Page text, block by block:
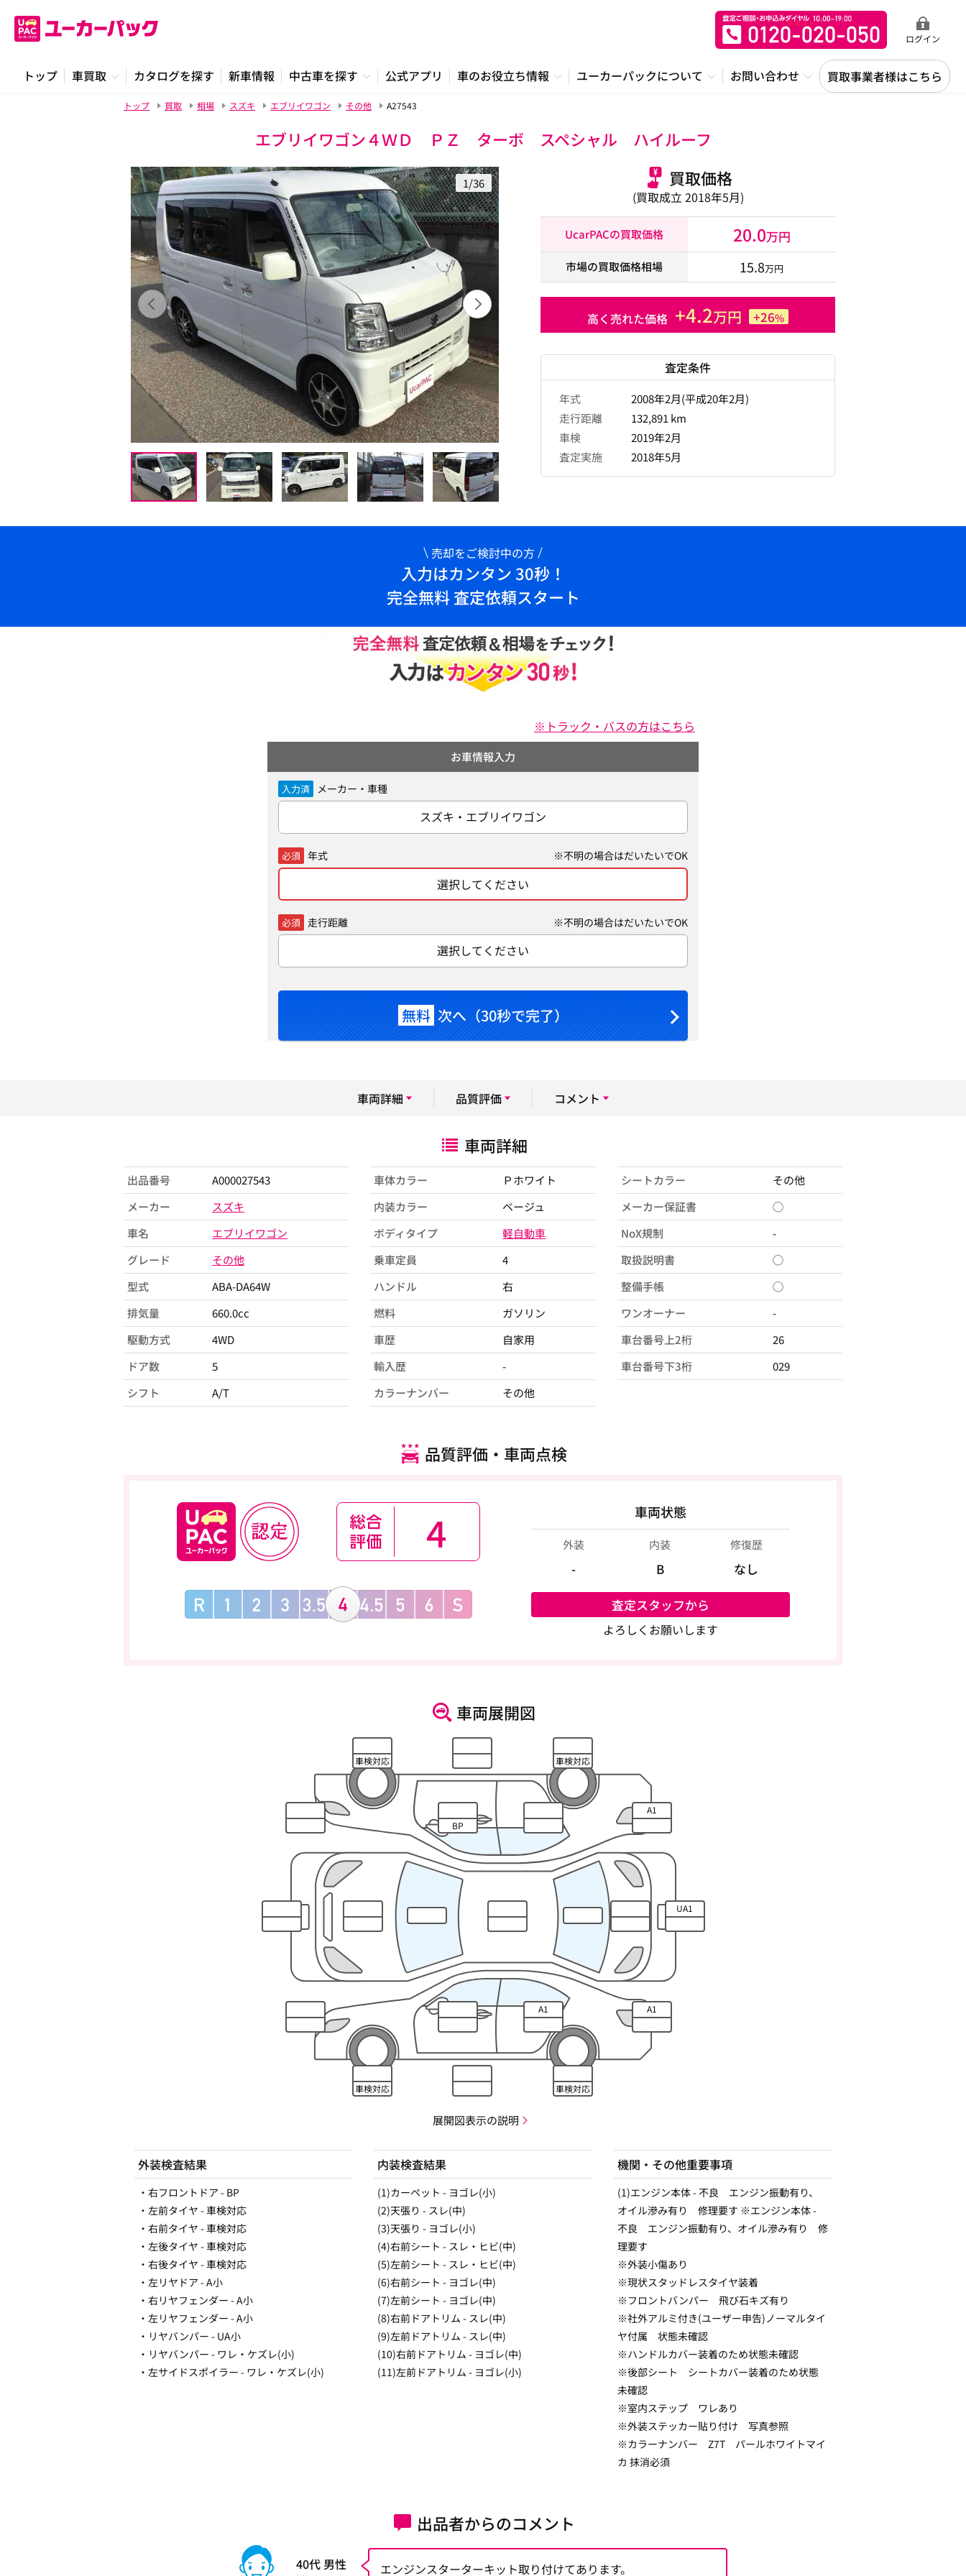
ログイン
トップ 車買取 カタログを探す 新車情報 中古車を探す 公式アプリ 車のお役立ち情報 ユーカーパックについて お問い合わせ 買取事業者様はこちら
トップ 買取 相場 スズキ エブリイワゴン その他 A27543
エブリイワゴン４ＷＤ ＰＺ ターボ スペシャル ハイルーフ
1/36 買取価格
(買取成立 2018年5月)
UcarPACの買取価格 20.0万円
市場の買取価格相場 15.8万円
高く売れた価格 +4.2万円 +26%
査定条件
年式
2008年2月(平成20年2月)
走行距離
132,891 km
車検
2019年2月
査定実施
2018年5月
売却をご検討中の方
入力はカンタン 30秒！
完全無料 査定依頼スタート
※トラック・バスの方はこちら
お車情報入力
入力済 メーカー・車種
スズキ・エブリイワゴン
必須 年式 ※不明の場合はだいたいでOK
選択してください
必須 走行距離 ※不明の場合はだいたいでOK
選択してください
無料 次へ（30秒で完了）
車両詳細 品質評価 コメント
車両詳細
出品番号
A000027543
メーカー
スズキ
車名
エブリイワゴン
グレード
その他
型式
ABA-DA64W
排気量
660.0cc
駆動方式
4WD
ドア数
5
シフト
A/T
車体カラー
Ｐホワイト
内装カラー
ベージュ
ボディタイプ
軽自動車
乗車定員
4
ハンドル
右
燃料
ガソリン
車歴
自家用
輸入歴
-
カラーナンバー
その他
シートカラー
その他
メーカー保証書
◯
NoX規制
-
取扱説明書
◯
整備手帳
◯
ワンオーナー
-
車台番号上2桁
26
車台番号下3桁
029
品質評価・車両点検
4 車両状態
外装
-
内装
B
修復歴
なし
査定スタッフから
よろしくお願いします
車両展開図
車検対応 車検対応
BP
A1
UA1
A1 A1
車検対応 車検対応
展開図表示の説明
外装検査結果
・右フロントドア - BP
・左前タイヤ - 車検対応
・右前タイヤ - 車検対応
・左後タイヤ - 車検対応
・右後タイヤ - 車検対応
・左リヤドア - A小
・右リヤフェンダー - A小
・左リヤフェンダー - A小
・リヤバンパー - UA小
・リヤバンパー - ワレ・ケズレ(小)
・左サイドスポイラー - ワレ・ケズレ(小)
内装検査結果
(1)カーペット - ヨゴレ(小)
(2)天張り - スレ(中)
(3)天張り - ヨゴレ(小)
(4)右前シート - スレ・ヒビ(中)
(5)左前シート - スレ・ヒビ(中)
(6)右前シート - ヨゴレ(中)
(7)左前シート - ヨゴレ(中)
(8)右前ドアトリム - スレ(中)
(9)左前ドアトリム - スレ(中)
(10)右前ドアトリム - ヨゴレ(中)
(11)左前ドアトリム - ヨゴレ(小)
機関・その他重要事項
(1)エンジン本体 - 不良 エンジン振動有り、
オイル滲み有り 修理要す ※エンジン本体 -
不良 エンジン振動有り、オイル滲み有り 修
理要す
※外装小傷あり
※現状スタッドレスタイヤ装着
※フロントバンパー 飛び石キズ有り
※社外アルミ付き(ユーザー申告)ノーマルタイ
ヤ付属 状態未確認
※ハンドルカバー装着のため状態未確認
※後部シート シートカバー装着のため状態
未確認
※室内ステップ ワレあり
※外装ステッカー貼り付け 写真参照
※カラーナンバー Z7T パールホワイトマイ
カ 抹消必須
出品者からのコメント
40代 男性 エンジンスターターキット取り付けてあります。